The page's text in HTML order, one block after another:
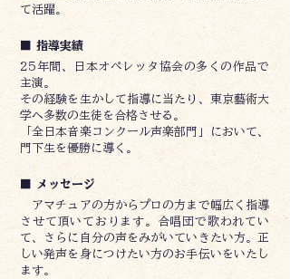
て活躍。
■ 指導実績
25年間、日本オペレッタ協会の多くの作品で
主演。
その経験を生かして指導に当たり、東京藝術大
学へ多数の生徒を合格させる。
「全日本音楽コンクール声楽部門」において、
門下生を優勝に導く。
■ メッセージ
アマチュアの方からプロの方まで幅広く指導
させて頂いております。合唱団で歌われてい
て、さらに自分の声をみがいていきたい方。正
しい発声を身につけたい方のお手伝いをいたし
ます。